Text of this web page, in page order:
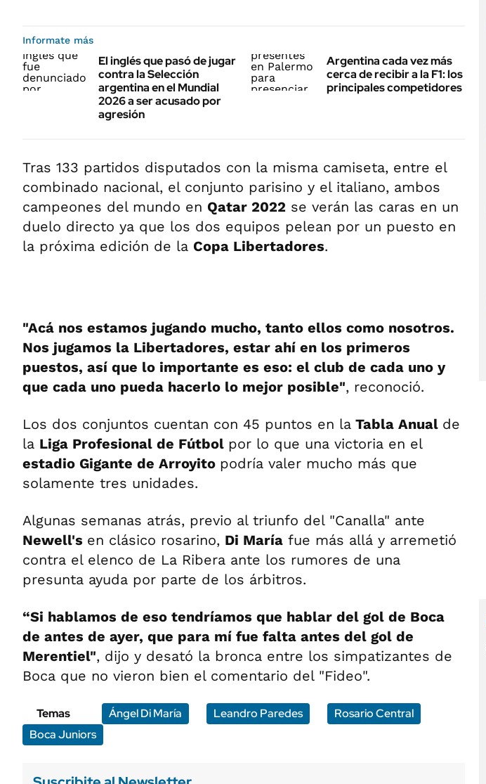
Informate más
El inglés que pasó de jugar
contra la Selección
argentina en el Mundial
2026 a ser acusado por
agresión
Argentina cada vez más
cerca de recibir a la F1: los
principales competidores
Tras 133 partidos disputados con la misma camiseta, entre el
combinado nacional, el conjunto parisino y el italiano, ambos
campeones del mundo en Qatar 2022 se verán las caras en un
duelo directo ya que los dos equipos pelean por un puesto en
la próxima edición de la Copa Libertadores.
"Acá nos estamos jugando mucho, tanto ellos como nosotros.
Nos jugamos la Libertadores, estar ahí en los primeros
puestos, así que lo importante es eso: el club de cada uno y
que cada uno pueda hacerlo lo mejor posible", reconoció.
Los dos conjuntos cuentan con 45 puntos en la Tabla Anual de
la Liga Profesional de Fútbol por lo que una victoria en el
estadio Gigante de Arroyito podría valer mucho más que
solamente tres unidades.
Algunas semanas atrás, previo al triunfo del "Canalla" ante
Newell's en clásico rosarino, Di María fue más allá y arremetió
contra el elenco de La Ribera ante los rumores de una
presunta ayuda por parte de los árbitros.
“Si hablamos de eso tendríamos que hablar del gol de Boca
de antes de ayer, que para mí fue falta antes del gol de
Merentiel", dijo y desató la bronca entre los simpatizantes de
Boca que no vieron bien el comentario del "Fideo".
Temas Ángel Di María Leandro Paredes
Rosario Central
Boca Juniors